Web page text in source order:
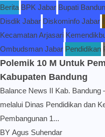
Berita BPK Jabar Bupati
Disdik Jabar Diskominfo Jabar
Kecamatan Arjasari
Ombudsman Jabar Pendidikan
Polemik 10 M Untuk
Kabupaten Bandung
Balance News II Kab.
melalui Dinas Pendidikan dan
Pembangunan 1...
BY Agus Suhendar